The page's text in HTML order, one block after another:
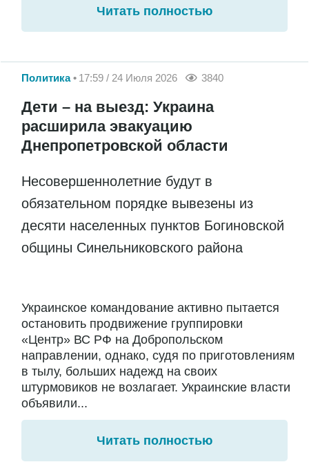
Читать полностью
Политика 17:59 / 24 Июля 2026 3840
Дети – на выезд: Украина
расширила эвакуацию
Днепропетровской области
Несовершеннолетние будут в
обязательном порядке вывезены из
десяти населенных пунктов Богиновской
общины Синельниковского района
Украинское командование активно пытается
остановить продвижение группировки
«Центр» ВС РФ на Добропольском
направлении, однако, судя по приготовлениям
в тылу, больших надежд на своих
штурмовиков не возлагает. Украинские власти
объявили...
Читать полностью